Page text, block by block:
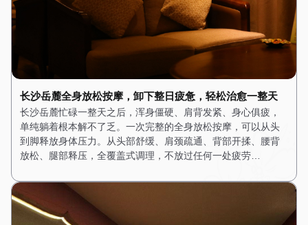
长沙岳麓全身放松按摩，卸下整日疲惫，轻松治愈一整天
长沙岳麓忙碌一整天之后，浑身僵硬、肩背发紧、身心俱疲，
单纯躺着根本解不了乏。一次完整的全身放松按摩，可以从头
到脚释放身体压力。从头部舒缓、肩颈疏通、背部开揉、腰背
放松、腿部释压，全覆盖式调理，不放过任何一处疲劳…